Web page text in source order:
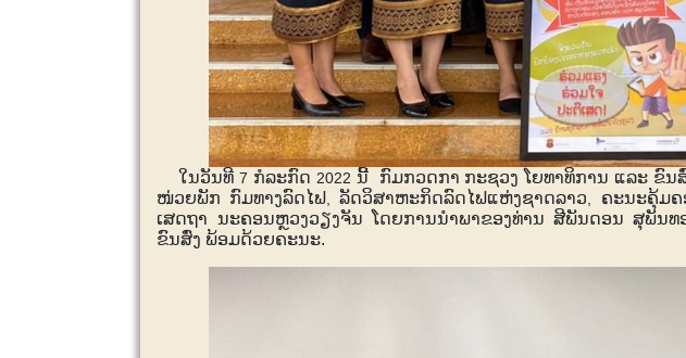
ໃນວັນທີ 7 ກໍລະກົດ 2022 ນີ້ ກົມກວດກາ ກະຊວງ ໂຍທາທິການ ແລະ ຂົນ
ໜ່ວຍພັກ ກົມທາງລົດໄຟ ,ລັດວິສາຫະກິດລົດໄຟແຫ່ງຊາດລາວ
ຄະນະຄຸ້ມຄ
ເສດຖາ ນະຄອນຫຼວງວຽງຈັນ ໂດຍການນໍາພາຂອງທ່ານ ສີພັນດອນ ສຸພັ
ຂົນສົ່ງ ພ້ອມດ້ວຍຄະນະ.